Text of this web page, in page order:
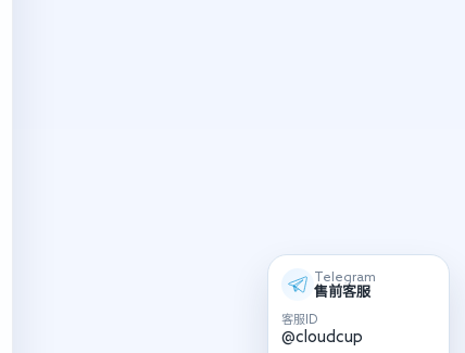
Telegram
售前客服
客服ID
@cloudcup